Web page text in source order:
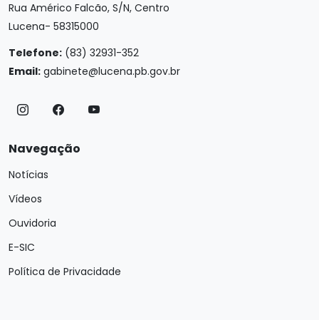
Rua Américo Falcão, S/N, Centro
Lucena- 58315000
Telefone: (83) 32931-352
Email: gabinete@lucena.pb.gov.br
Navegação
Notícias
Vídeos
Ouvidoria
E-SIC
Política de Privacidade